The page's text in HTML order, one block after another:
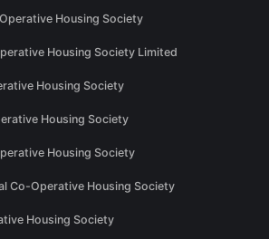
Housing Society
Housing Society Limited
Housing Society
Housing Society
Housing Society
Co-Operative Housing Society
Housing Society